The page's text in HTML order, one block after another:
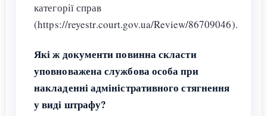
категорії справ
(https://reyestr.court.gov.ua/Review/86709046).
Які ж документи повинна скласти
уповноважена службова особа при
накладенні адміністративного стягнення
у виді штрафу?